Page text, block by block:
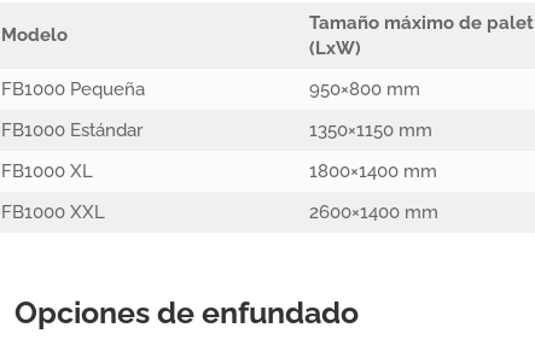
Modelo
Tamaño máximo de palet
(LxW)
FB1000 Pequeña
950×800 mm
FB1000 Estándar
1350×1150 mm
FB1000 XL
1800×1400 mm
FB1000 XXL
2600×1400 mm
Opciones de enfundado